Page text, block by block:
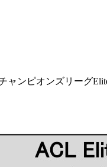
ンピオンズリーグ